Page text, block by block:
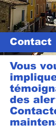
Contact
Vous
des